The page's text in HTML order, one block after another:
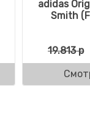
adidas
Smith
19.813р